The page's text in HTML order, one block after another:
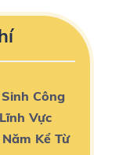
Công
Vực
Kể Từ